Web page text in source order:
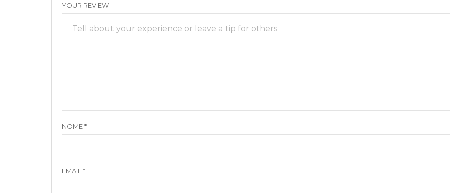
YOUR REVIEW
NOME*
EMAIL *